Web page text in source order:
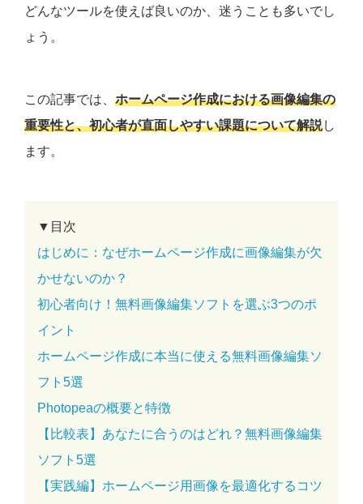
どんなツールを使えば良いのか、迷うことも多いでし
ょう。
この記事では、 ホームページ作成における画像編集の
重要性と、初心者が直面しやすい課題について解説し
ます。
▼目次
はじめに：なぜホームページ作成に画像編集が欠
かせないのか？
初心者向け！無料画像編集ソフトを選ぶ3つのポ
イント
ホームページ作成に本当に使える無料画像編集ソ
フト5選
Photopeaの概要と特徴
【比較表】あなたに合うのはどれ？無料画像編集
ソフト5選
【実践編】ホームページ用画像を最適化するコツ